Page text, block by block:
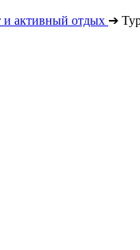
и активный отдых ➔